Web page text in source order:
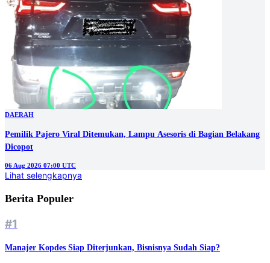
DAERAH
Pemilik Pajero Viral Ditemukan, Lampu Asesoris di Bagian Belakang
Dicopot
06 Aug 2026 07:00 UTC
Lihat selengkapnya
Berita Populer
#1
Manajer Kopdes Siap Diterjunkan, Bisnisnya Sudah Siap?